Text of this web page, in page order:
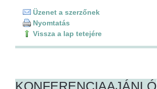
Üzenet a szerzőnek
Nyomtatás
Vissza a lap tetejére
KONFERENCIAAJÁNLÓ